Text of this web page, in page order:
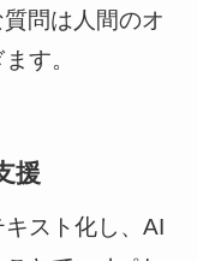
問は人間のオ
す。
援
スト化し、AI